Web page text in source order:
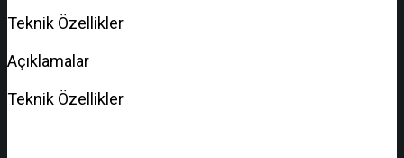
Teknik Özellikler
Açıklamalar
Teknik Özellikler